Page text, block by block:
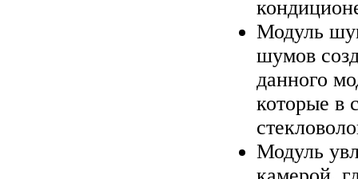
Модуль
шумов
данного
которые в
Модуль